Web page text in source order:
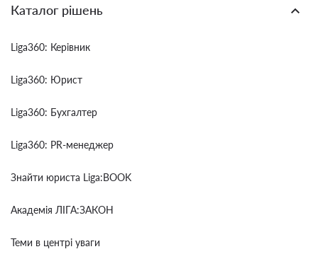
Каталог рішень
Liga360: Керівник
Liga360: Юрист
Liga360: Бухгалтер
Liga360: PR-менеджер
Знайти юриста Liga:BOOK
Академія ЛІГА:ЗАКОН
Теми в центрі уваги